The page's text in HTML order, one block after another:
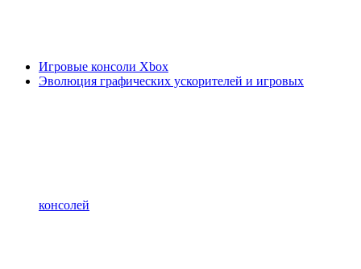
Игровые консоли Xbox
Эволюция графических ускорителей и игровых
консолей